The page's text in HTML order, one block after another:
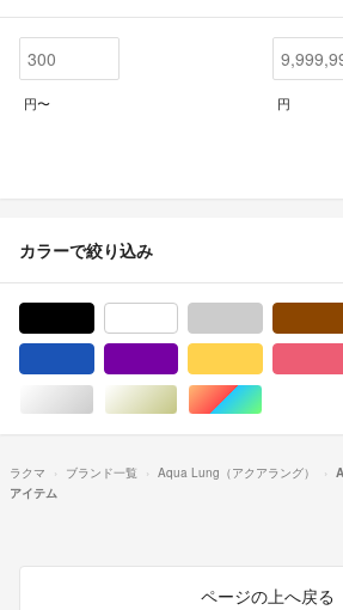
円〜 円
カラーで絞り込み
シルバー/銀色系ゴールド/金色系マルチカラー
ラクマ ブランド一覧 Aqua Lung（アクアラング）
アイテム
ページの上へ戻る